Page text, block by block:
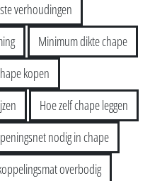
verhoudingen
Minimum dikte chape
kopen
Hoe zelf chape leggen
nodig in chape
overbodig